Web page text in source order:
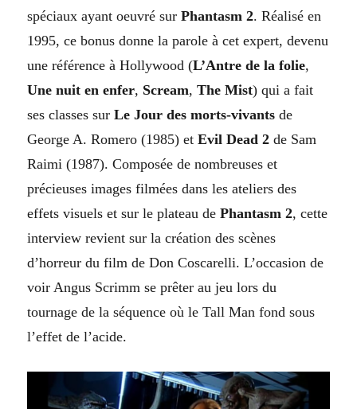
spéciauxayant oeuvré surPhantasm 2. Réalisé en
1995, ce bonus donne la parole à cet expert, devenu
une référence à Hollywood (L’Antre de la folie,
Une nuit en enfer, Scream,The Mist) qui a fait
ses classessur Le Jour des morts-vivants de
George A. Romero (1985) etEvil Dead 2 de Sam
Raimi (1987). Composée de nombreuses et
précieuses images filmées dans les ateliers des
effets visuels et sur le plateau dePhantasm 2, cette
interview revient sur la création des scènes
d’horreur du film de Don Coscarelli. L’occasion de
voir Angus Scrimm se prêter au jeu lors du
tournage de la séquence où le Tall Man fond sous
l’effet de l’acide.